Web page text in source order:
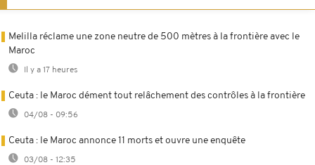
Melilla réclame une zone neutre de 500 mètres à la frontière avec le
Maroc
Il y a 17 heures
Ceuta : le Maroc dément tout relâchement des contrôles à la frontière
04/08 - 09:56
Ceuta : le Maroc annonce 11 morts et ouvre une enquête
03/08 - 12:35